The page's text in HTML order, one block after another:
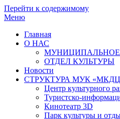
Перейти к содержимому
Меню
Главная
О НАС
МУНИЦИПАЛЬНОЕ
ОТДЕЛ КУЛЬТУРЫ
Новости
СТРУКТУРА МУК
Центр культурного
Туристско-
Кинотеатр 3D
Парк культуры и